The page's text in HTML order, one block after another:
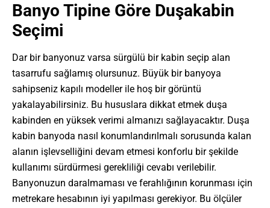
Banyo Tipine Göre Duşakabin
Seçimi
Dar bir banyonuz varsa sürgülü bir kabin seçip alan
tasarrufu sağlamış olursunuz. Büyük bir banyoya
sahipseniz kapılı modeller ile hoş bir görüntü
yakalayabilirsiniz. Bu hususlara dikkat etmek duşa
kabinden en yüksek verimi almanızı sağlayacaktır. Duşa
kabin banyoda nasıl konumlandırılmalı sorusunda kalan
alanın işlevselliğini devam etmesi konforlu bir şekilde
kullanımı sürdürmesi gerekliliği cevabı verilebilir.
Banyonuzun daralmaması ve ferahlığının korunması için
metrekare hesabının iyi yapılması gerekiyor. Bu ölçüler